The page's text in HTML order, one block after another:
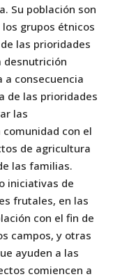
Su población son
grupos étnicos
las prioridades
desnutrición
a consecuencia
de las prioridades
las
con el
de agricultura
las familias.
iniciativas de
frutales, en las
con el fin de
campos, y otras
ayuden a las
comiencen a